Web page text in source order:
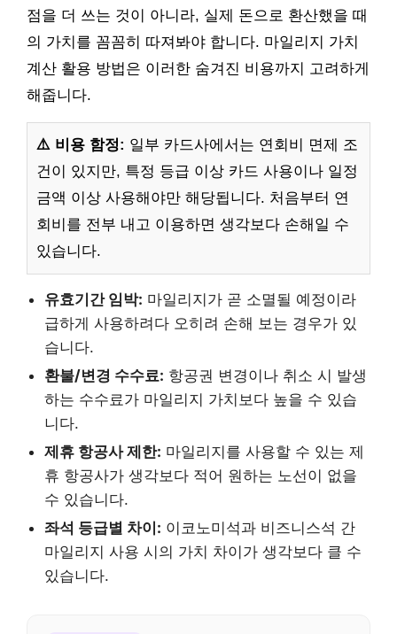
점을 더 쓰는 것이 아니라, 실제 돈으로 환산했을 때
의 가치를 꼼꼼히 따져봐야 합니다. 마일리지 가치
계산 활용 방법은 이러한 숨겨진 비용까지 고려하게
해줍니다.
⚠️ 비용 함정: 일부 카드사에서는 연회비 면제 조
건이 있지만, 특정 등급 이상 카드 사용이나 일정
금액 이상 사용해야만 해당됩니다. 처음부터 연
회비를 전부 내고 이용하면 생각보다 손해일 수
있습니다.
유효기간 임박: 마일리지가 곧 소멸될 예정이라
급하게 사용하려다 오히려 손해 보는 경우가 있
습니다.
환불/변경 수수료: 항공권 변경이나 취소 시 발생
하는 수수료가 마일리지 가치보다 높을 수 있습
니다.
제휴 항공사 제한: 마일리지를 사용할 수 있는 제
휴 항공사가 생각보다 적어 원하는 노선이 없을
수 있습니다.
좌석 등급별 차이: 이코노미석과 비즈니스석 간
마일리지 사용 시의 가치 차이가 생각보다 클 수
있습니다.